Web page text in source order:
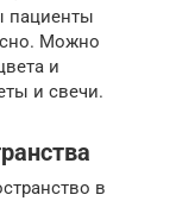
пациенты
Можно
и
и свечи.
в